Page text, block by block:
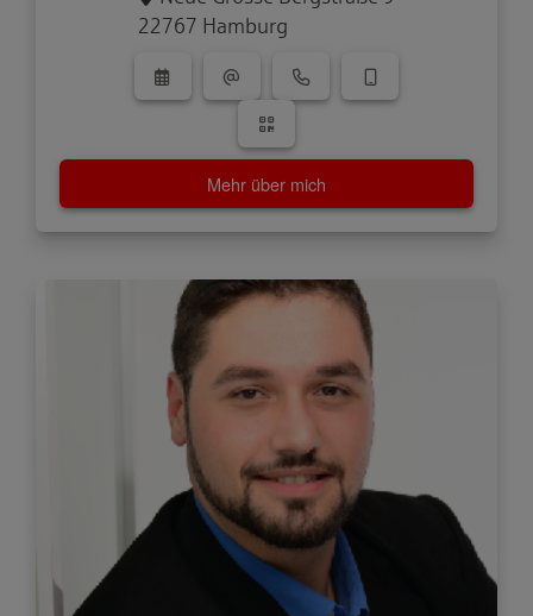
22767 Hamburg
Mehr über mich